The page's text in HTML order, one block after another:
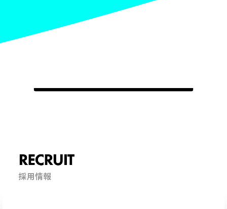
RECRUIT
採用情報